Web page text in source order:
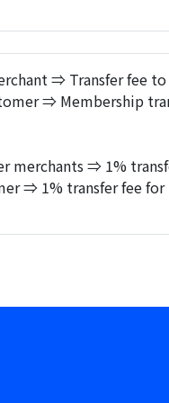
⇒ Transfer fee to
⇒ Membership
merchants ⇒ 1%
⇒ 1% transfer fee